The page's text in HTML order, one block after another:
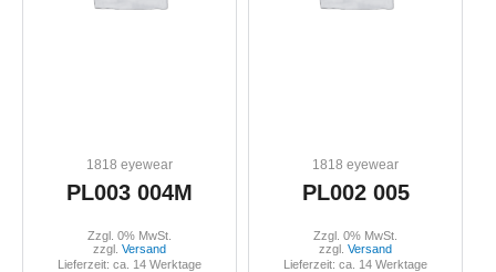
1818 eyewear
PL003 004M
Zzgl. 0% MwSt.
zzgl. Versand
Lieferzeit: ca. 14 Werktage
1818 eyewear
PL002 005
Zzgl. 0% MwSt.
zzgl. Versand
Lieferzeit: ca. 14 Werktage